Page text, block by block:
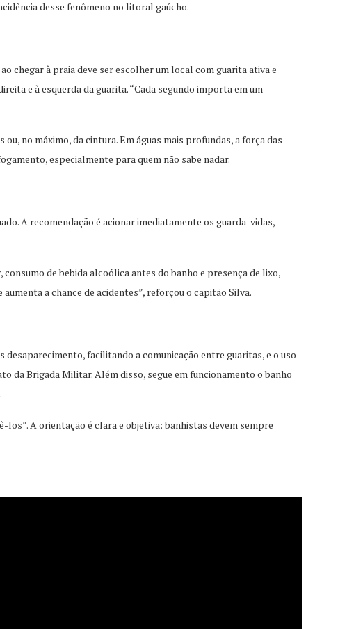
desse fenômeno no litoral gaúcho.
chegar à praia deve ser escolher um local com guarita ativa e
e à esquerda da guarita. “Cada segundo importa em um
no máximo, da cintura. Em águas mais profundas, a força das
especialmente para quem não sabe nadar.
A recomendação é acionar imediatamente os guarda-vidas,
de bebida alcoólica antes do banho e presença de lixo,
a chance de acidentes”, reforçou o capitão Silva.
facilitando a comunicação entre guaritas, e o uso
da Brigada Militar. Além disso, segue em funcionamento o banho
A orientação é clara e objetiva: banhistas devem sempre